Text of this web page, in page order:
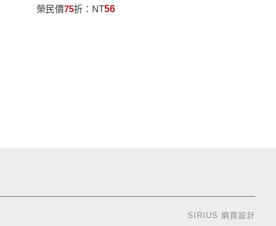
榮民價75折： NT56
SIRIUS 網頁設計